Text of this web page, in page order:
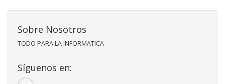
Sobre Nosotros
TODO PARA LA INFORMATICA
Síguenos en: